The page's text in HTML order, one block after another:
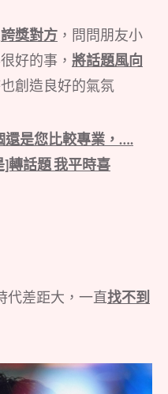
誇獎對方 ，問問朋友小
好的事， 將話題風向
也創造良好的氣氛
還是您比較專業，….
]轉話題 我平時喜
代差距大，一直找不到